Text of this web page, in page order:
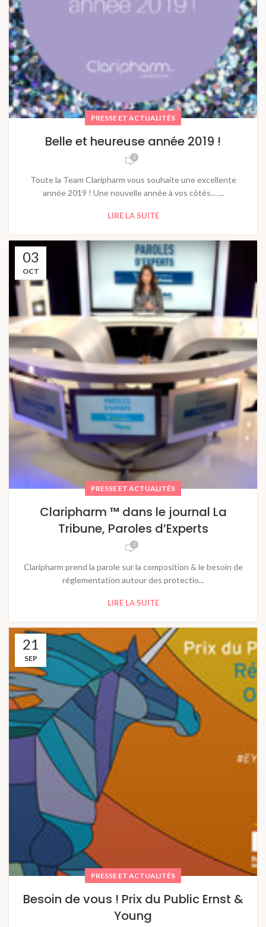
PRESSE ET ACTUALITÉS
Belle et heureuse année 2019 !
0
Toute la Team Claripharm vous souhaite une excellente
année 2019 ! Une nouvelle année à vos côtés… ...
LIRE LA SUITE
03
OCT
PRESSE ET ACTUALITÉS
Claripharm ™ dans le journal La
Tribune, Paroles d’Experts
0
Claripharm prend la parole sur la composition & le besoin de
réglementation autour des protectio...
LIRE LA SUITE
21
SEP
PRESSE ET ACTUALITÉS
Besoin de vous ! Prix du Public Ernst &
Young